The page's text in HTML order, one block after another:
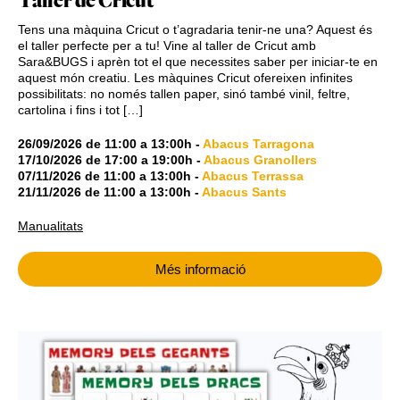
Tens una màquina Cricut o t’agradaria tenir-ne una? Aquest és
el taller perfecte per a tu! Vine al taller de Cricut amb
Sara&BUGS i aprèn tot el que necessites saber per iniciar-te en
aquest món creatiu. Les màquines Cricut ofereixen infinites
possibilitats: no només tallen paper, sinó també vinil, feltre,
cartolina i fins i tot […]
26/09/2026 de 11:00 a 13:00h -Abacus Tarragona
17/10/2026 de 17:00 a 19:00h -Abacus Granollers
07/11/2026 de 11:00 a 13:00h -Abacus Terrassa
21/11/2026 de 11:00 a 13:00h -Abacus Sants
Manualitats
Més informació